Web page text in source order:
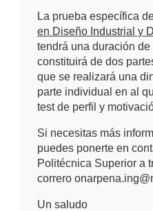
La prueba específica
en Diseño Industrial y
tendrá una duración
constituirá de dos
que se realizará una
parte individual en al
test de perfil y
Si necesitas más
puedes ponerte en
Politécnica Superior a
correro
Un saludo